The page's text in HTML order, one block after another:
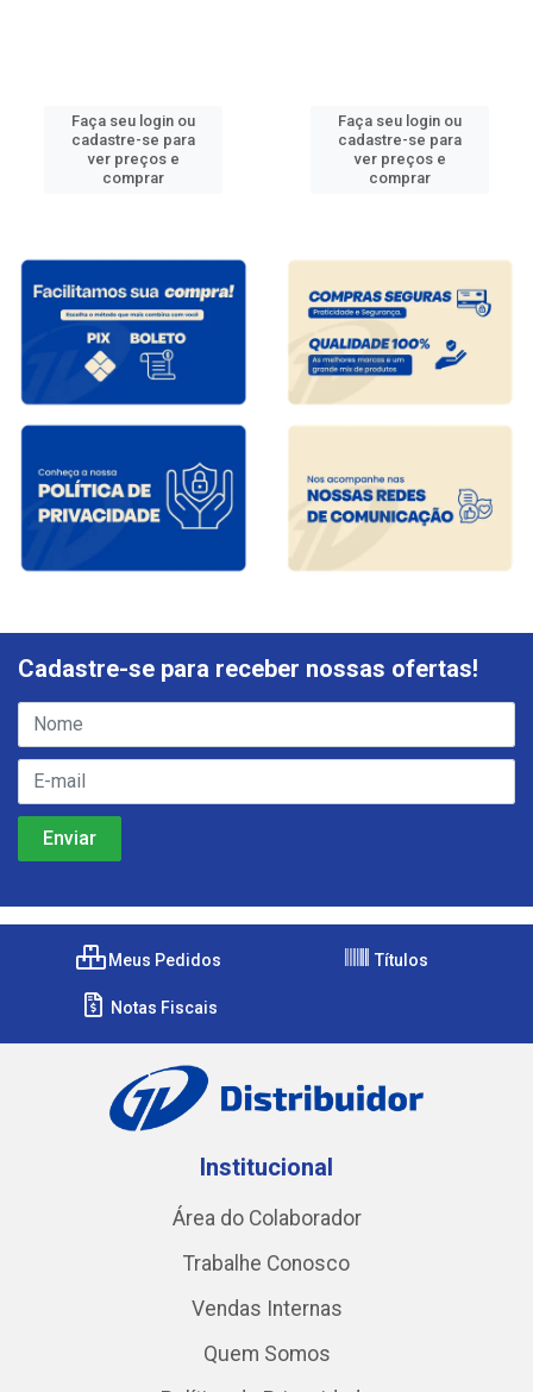
Faça seu login ou
cadastre-se para
ver preços e
comprar
Faça seu login ou
cadastre-se para
ver preços e
comprar
Cadastre-se para receber nossas ofertas!
Meus Pedidos Títulos
Notas Fiscais
Institucional
Área do Colaborador
Trabalhe Conosco
Vendas Internas
Quem Somos